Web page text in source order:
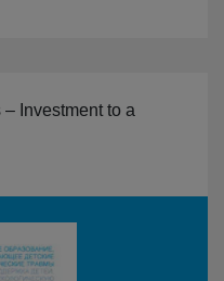
Investment to a